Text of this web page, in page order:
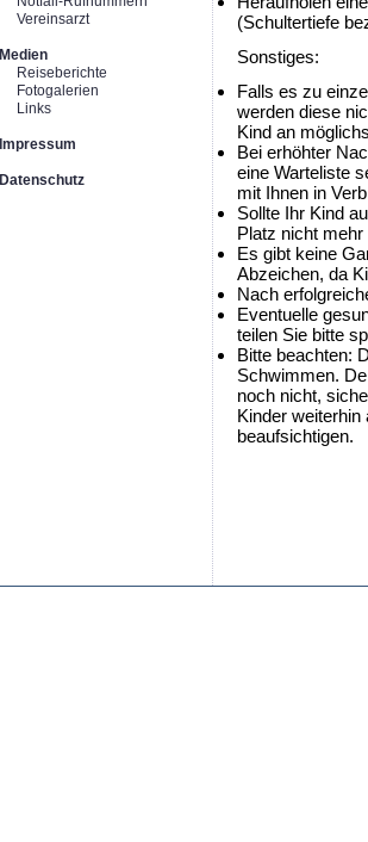
Vereinsarzt
Medien
Reiseberichte
Fotogalerien
Links
Impressum
Datenschutz
(Schultertiefe
Sonstiges:
Falls es zu
werden diese
Kind an
Bei erhöhter
eine Warteliste
mit Ihnen in
Sollte Ihr Kind
Platz nicht
Es gibt keine
Abzeichen, da
Nach
Eventuelle
teilen Sie bitte
Bitte beachten:
Schwimmen.
noch nicht,
Kinder
beaufsichtigen.